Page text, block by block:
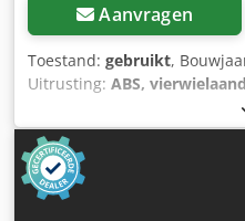
Aanvragen
Toestand: gebruikt,
Uitrusting: ABS,
graafmachine Type: WX165
Typegoedkeuringsnummer:
Motorvermogen: 105 kW
Toelaatbaar totaalgewicht:
m Transportbreedte: 1,91 m